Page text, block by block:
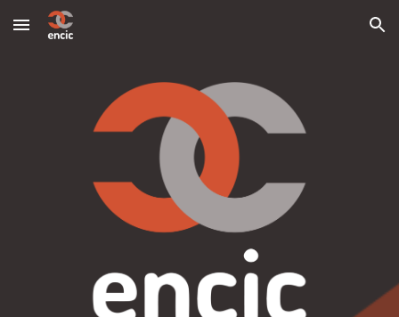
Skip to main content Skip to navigation